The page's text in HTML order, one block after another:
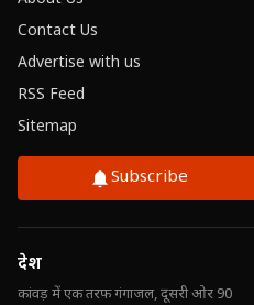
Contact Us
Advertise with us
RSS Feed
Sitemap
Subscribe
देश
कांवड़ में एक तरफ गंगाजल, दूसरी ओर 90